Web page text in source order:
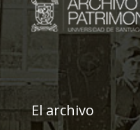
El archivo